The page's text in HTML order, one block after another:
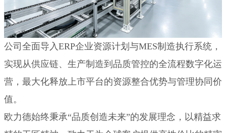
公司全面导入ERP企业资源计划与MES制造执行系统，
实现从供应链、生产制造到品质管控的全流程数字化运
营，最大化释放上市平台的资源整合优势与管理协同价
值。
欧力德始终秉承“品质创造未来”的发展理念，以精益求